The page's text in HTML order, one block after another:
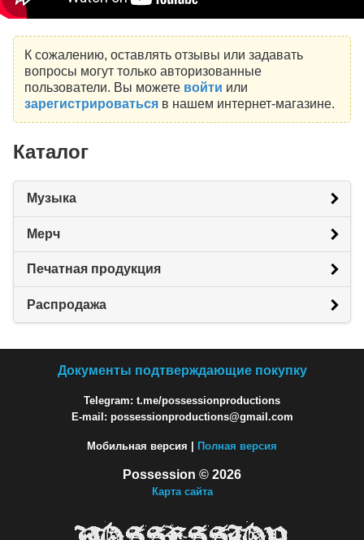
К сожалению, оставлять отзывы или задавать
вопросы могут только авторизованные
пользователи. Вы можете войти или
зарегистрироватьсяв нашем интернет-магазине.
Каталог
Музыка
Мерч
Печатная продукция
Распродажа
Документы подтверждающие покупку
Telegram: t.me/possessionproductions
E-mail: possessionproductions@gmail.com
Мобильная версия | Полная версия
Possession © 2026
Карта сайта